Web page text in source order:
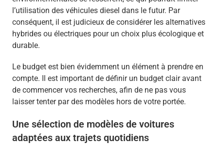
l’utilisation des véhicules diesel dans le futur. Par
conséquent, il est judicieux de considérer les alternatives
hybrides ou électriques pour un choix plus écologique et
durable.
Le budget est bien évidemment un élément à prendre en
compte. Il est important de définir un budget clair avant
de commencer vos recherches, afin de ne pas vous
laisser tenter par des modèles hors de votre portée.
Une sélection de modèles de voitures
adaptées aux trajets quotidiens